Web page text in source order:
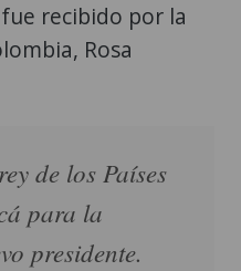
recibido por la
Rosa
de los Países
para la
presidente.